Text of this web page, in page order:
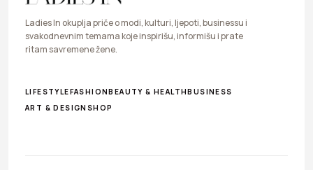
Ladies In okuplja priče o modi, kulturi, ljepoti, businessu i
svakodnevnim temama koje inspirišu, informišu i prate
ritam savremene žene.
LIFESTYLEFASHIONBEAUTY & HEALTHBUSINESS
ART & DESIGN SHOP